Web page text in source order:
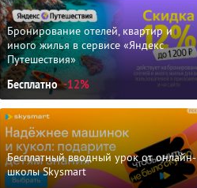
Бронирование отелей, квартир и
иного жилья в сервисе «Яндекс
Путешествия»
Бесплатно -12%
Бесплатный вводный урок от онлайн-
школы Skysmart